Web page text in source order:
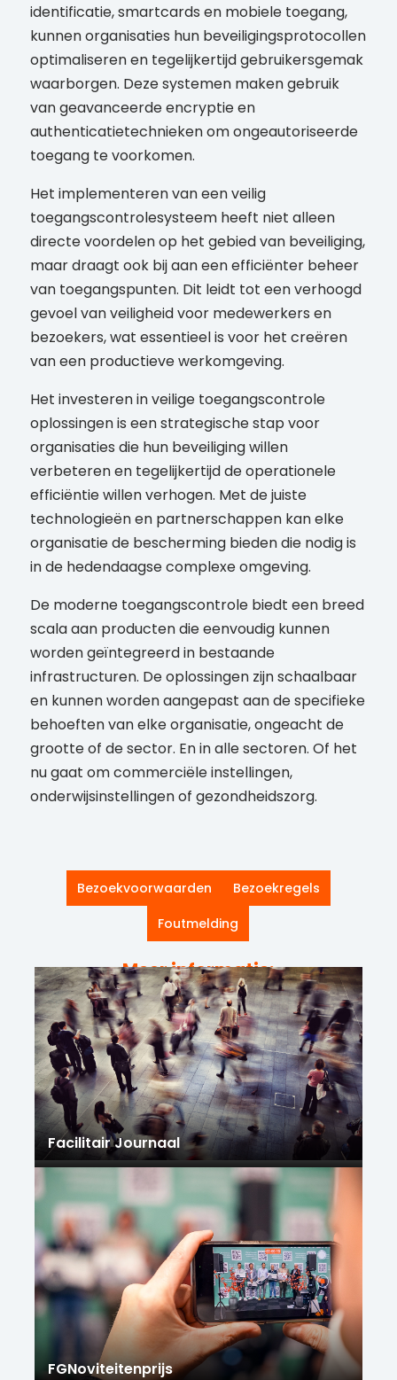
identificatie, smartcards en mobiele toegang,
kunnen organisaties hun beveiligingsprotocollen
optimaliseren en tegelijkertijd gebruikersgemak
waarborgen. Deze systemen maken gebruik
van geavanceerde encryptie en
authenticatietechnieken om ongeautoriseerde
toegang te voorkomen.
Het implementeren van een veilig
toegangscontrolesysteem heeft niet alleen
directe voordelen op het gebied van beveiliging,
maar draagt ook bij aan een efficiënter beheer
van toegangspunten. Dit leidt tot een verhoogd
gevoel van veiligheid voor medewerkers en
bezoekers, wat essentieel is voor het creëren
van een productieve werkomgeving.
Het investeren in veilige toegangscontrole
oplossingen is een strategische stap voor
organisaties die hun beveiliging willen
verbeteren en tegelijkertijd de operationele
efficiëntie willen verhogen. Met de juiste
technologieën en partnerschappen kan elke
organisatie de bescherming bieden die nodig is
in de hedendaagse complexe omgeving.
De moderne toegangscontrole biedt een breed
scala aan producten die eenvoudig kunnen
worden geïntegreerd in bestaande
infrastructuren. De oplossingen zijn schaalbaar
en kunnen worden aangepast aan de specifieke
behoeften van elke organisatie, ongeacht de
grootte of de sector. En in alle sectoren. Of het
nu gaat om commerciële instellingen,
onderwijsinstellingen of gezondheidszorg.
Bezoekvoorwaarden
Bezoekregels
Foutmelding
Meer informatie:
Facilitair Journaal
FGNoviteitenprijs